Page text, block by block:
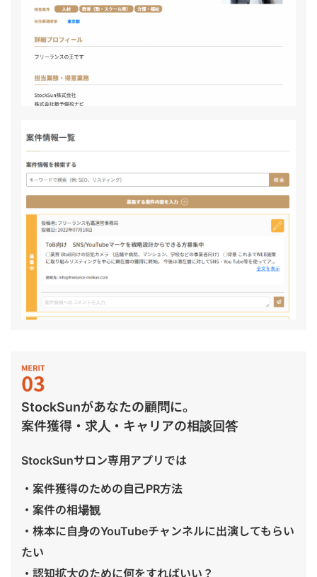
StockSunがあなたの顧問に。
案件獲得・求人・キャリアの相談回答
StockSunサロン専用アプリでは
・案件獲得のための自己PR方法
・案件の相場観
・株本に自身のYouTubeチャンネルに出演してもらい
たい
・認知拡大のために何をすればいい？